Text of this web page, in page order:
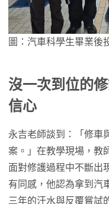
圖：汽車科學生畢業後
沒一次到位的
信心
永吉老師談到：「修車
案。」在教學現場，教
面對修護過程中不斷出
有同感，他認為拿到汽
三年的汗水與反覆嘗試